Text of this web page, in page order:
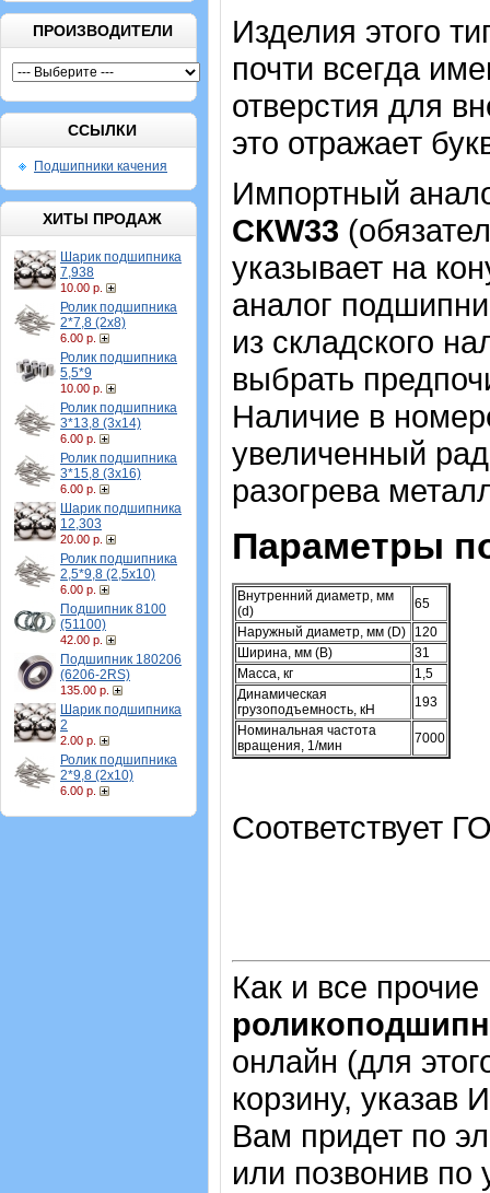
ПРОИЗВОДИТЕЛИ
ССЫЛКИ
Подшипники качения
ХИТЫ ПРОДАЖ
Шарик подшипника
7,938
10.00 р.
Ролик подшипника
2*7,8 (2х8)
6.00 р.
Ролик подшипника
5,5*9
10.00 р.
Ролик подшипника
3*13,8 (3х14)
6.00 р.
Ролик подшипника
3*15,8 (3х16)
6.00 р.
Шарик подшипника
12,303
20.00 р.
Ролик подшипника
2,5*9,8 (2,5х10)
6.00 р.
Подшипник 8100
(51100)
42.00 р.
Подшипник 180206
(6206-2RS)
135.00 р.
Шарик подшипника
2
2.00 р.
Ролик подшипника
2*9,8 (2х10)
6.00 р.
Изделия этого
почти всегда
отверстия для
это отражает
Импортный
CКW33
указывает на
аналог
из складского
выбрать
Наличие в
увеличенный
разогрева
Параметры
Внутренний диаметр, мм
(d)
65
Наружный диаметр, мм (D)
120
Ширина, мм (B)
31
Масса, кг
1,5
Динамическая
грузоподъемность, кН
193
Номинальная частота
вращения, 1/мин
7000
Соответствует
Как и все
онлайн (для
корзину, указав
Вам придет по
или позвонив